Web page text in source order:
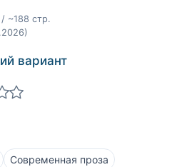
~188 стр.
вариант
Современная проза